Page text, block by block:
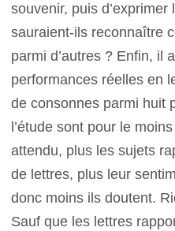
souvenir, puis
sauraient-ils reconnaître
parmi d’autres ? Enfin, il
performances réelles en
de consonnes parmi huit
l’étude sont pour le
attendu, plus les sujets
de lettres, plus leur
donc moins ils doutent.
Sauf que les lettres